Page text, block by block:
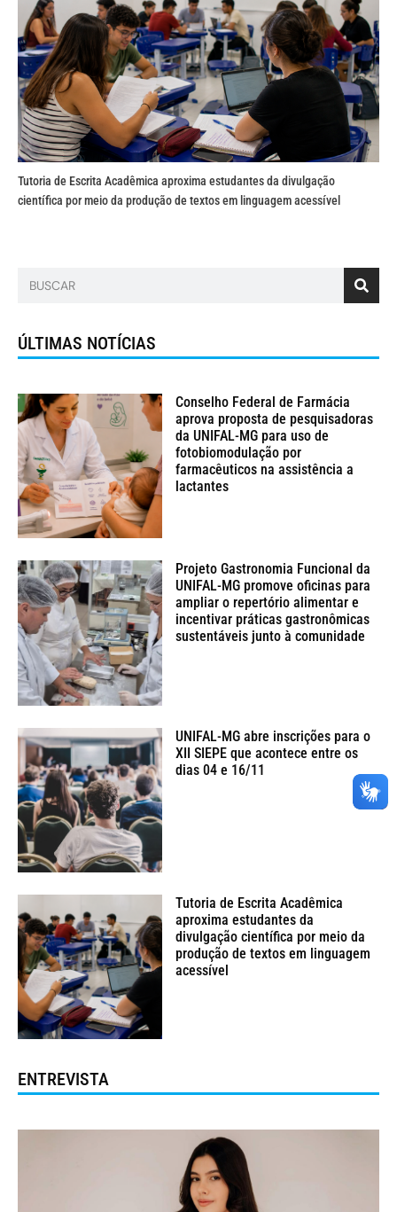
Tutoria de Escrita Acadêmica aproxima estudantes da divulgação
científica por meio da produção de textos em linguagem acessível
ÚLTIMAS NOTÍCIAS
Conselho Federal de Farmácia
aprova proposta de pesquisadoras
da UNIFAL-MG para uso de
fotobiomodulação por
farmacêuticos na assistência a
lactantes
Projeto Gastronomia Funcional da
UNIFAL-MG promove oficinas para
ampliar o repertório alimentar e
incentivar práticas gastronômicas
sustentáveis junto à comunidade
UNIFAL-MG abre inscrições para o
XII SIEPE que acontece entre os
dias 04 e 16/11
Tutoria de Escrita Acadêmica
aproxima estudantes da
divulgação científica por meio da
produção de textos em linguagem
acessível
ENTREVISTA